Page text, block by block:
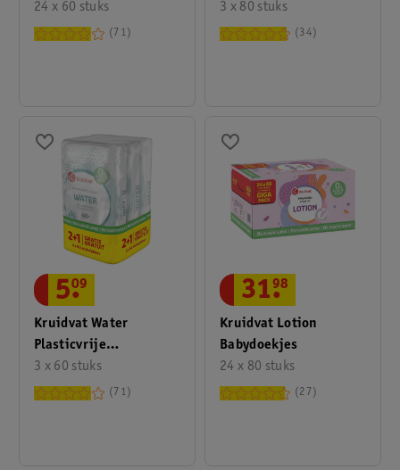
24 x 60 stuks
71
Babydoekjes
3 x 80 stuks
34
Kruidvat Water
Plasticvrije
Babydoekjes
3 x 60 stuks
5.
09
71
Kruidvat Lotion
Babydoekjes
24 x 80 stuks
31.
98
27